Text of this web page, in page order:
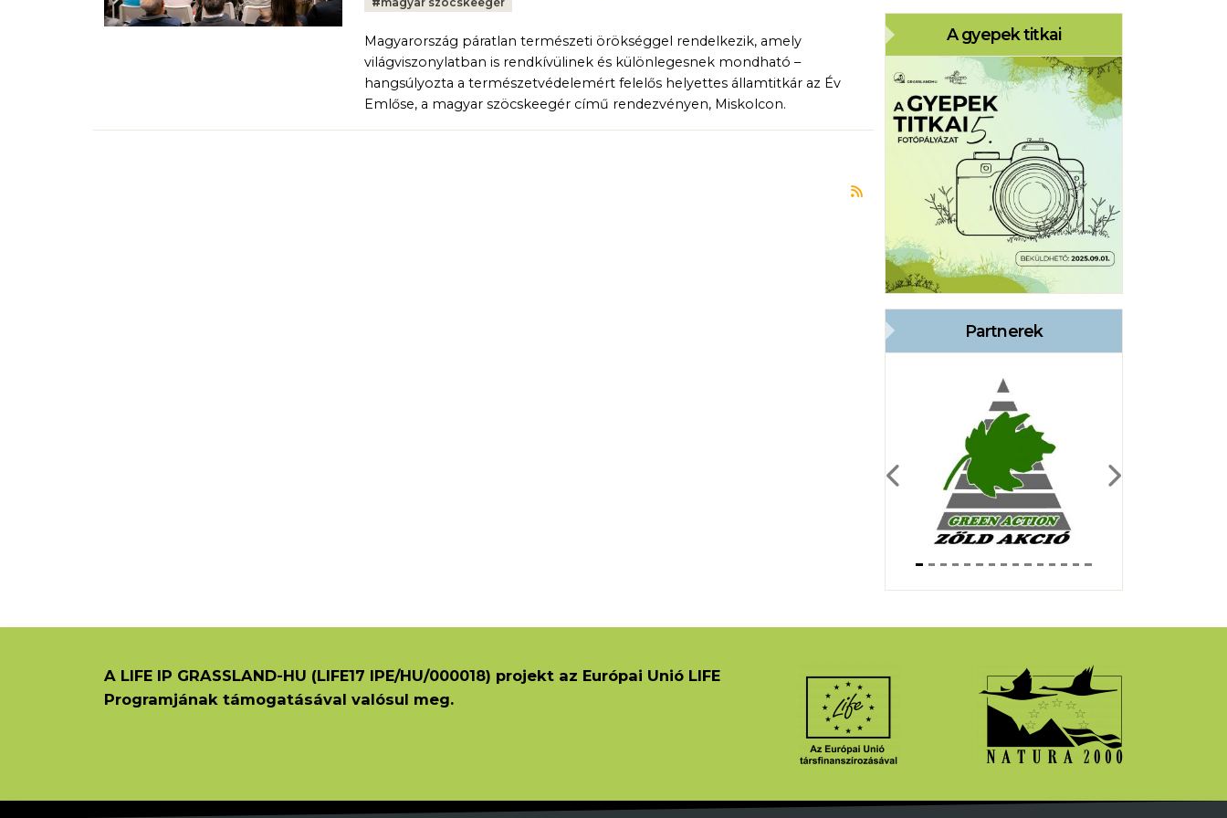
Magyarország páratlan természeti örökséggel rendelkezik, amely
világviszonylatban is rendkívülinek és különlegesnek mondható –
hangsúlyozta a természetvédelemért felelős helyettes államtitkár az Év
Emlőse, a magyar szöcskeegér című rendezvényen, Miskolcon.
Feliratkozás a következőre: Borsod-Abaúj-Zemplén
A gyepek titkai
Partnerek
Previous Next
A LIFE IP GRASSLAND-HU (LIFE17 IPE/HU/000018) projekt az Európai Unió LIFE
Programjának támogatásával valósul meg.